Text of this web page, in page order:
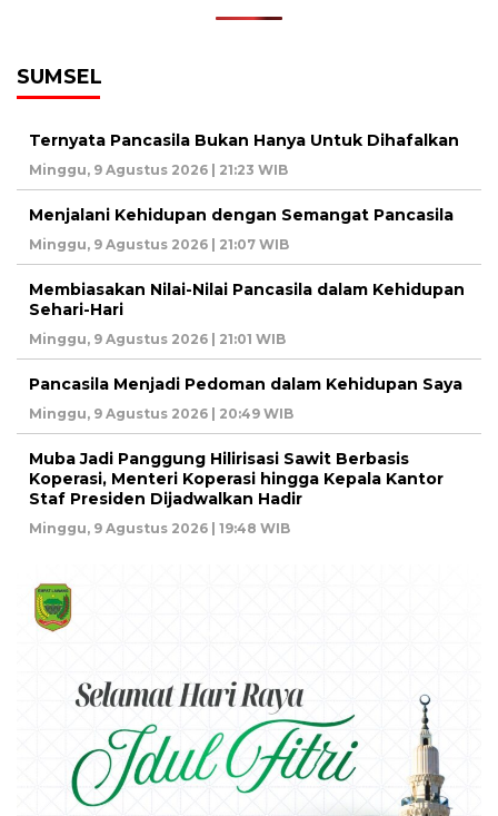
SUMSEL
Ternyata Pancasila Bukan Hanya Untuk Dihafalkan
Minggu, 9 Agustus 2026 | 21:23 WIB
Menjalani Kehidupan dengan Semangat Pancasila
Minggu, 9 Agustus 2026 | 21:07 WIB
Membiasakan Nilai-Nilai Pancasila dalam Kehidupan
Sehari-Hari
Minggu, 9 Agustus 2026 | 21:01 WIB
Pancasila Menjadi Pedoman dalam Kehidupan Saya
Minggu, 9 Agustus 2026 | 20:49 WIB
Muba Jadi Panggung Hilirisasi Sawit Berbasis
Koperasi, Menteri Koperasi hingga Kepala Kantor
Staf Presiden Dijadwalkan Hadir
Minggu, 9 Agustus 2026 | 19:48 WIB